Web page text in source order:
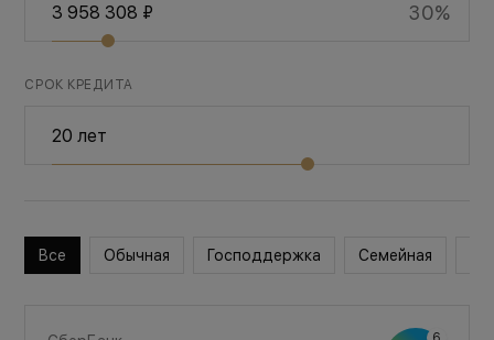
30%
СРОК КРЕДИТА
Все Обычная Господдержка Семейная